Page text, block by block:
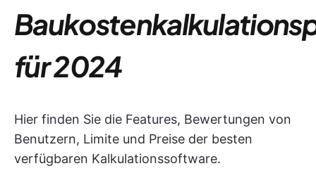
für 2024
Hier finden Sie die Features, Bewertungen von
Benutzern, Limite und Preise der besten
verfügbaren Kalkulationssoftware.